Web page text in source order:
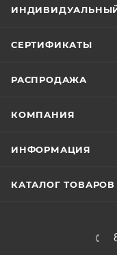
СЕРТИФИКАТЫ
РАСПРОДАЖА
КОМПАНИЯ
ИНФОРМАЦИЯ
КАТАЛОГ ТОВАРОВ